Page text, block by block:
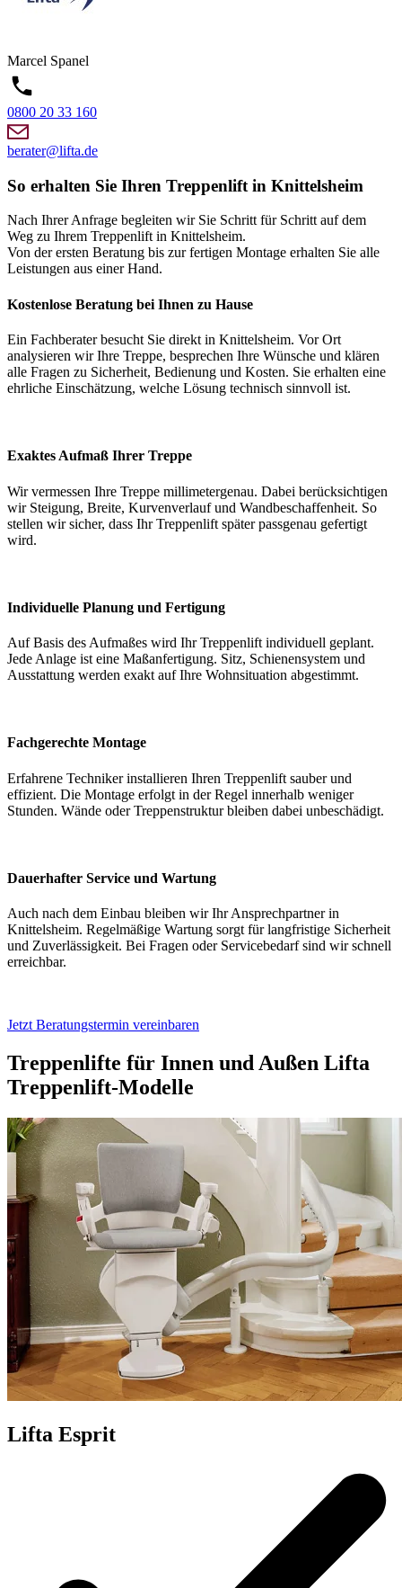
Marcel Spanel
0800 20 33 160
berater@lifta.de
So erhalten Sie Ihren Treppenlift in Knittelsheim
Nach Ihrer Anfrage begleiten wir Sie Schritt für Schritt auf dem
Weg zu Ihrem Treppenlift in Knittelsheim.
Von der ersten Beratung bis zur fertigen Montage erhalten Sie alle
Leistungen aus einer Hand.
Kostenlose Beratung bei Ihnen zu Hause
Ein Fachberater besucht Sie direkt in Knittelsheim. Vor Ort
analysieren wir Ihre Treppe, besprechen Ihre Wünsche und klären
alle Fragen zu Sicherheit, Bedienung und Kosten. Sie erhalten eine
ehrliche Einschätzung, welche Lösung technisch sinnvoll ist.
Exaktes Aufmaß Ihrer Treppe
Wir vermessen Ihre Treppe millimetergenau. Dabei berücksichtigen
wir Steigung, Breite, Kurvenverlauf und Wandbeschaffenheit. So
stellen wir sicher, dass Ihr Treppenlift später passgenau gefertigt
wird.
Individuelle Planung und Fertigung
Auf Basis des Aufmaßes wird Ihr Treppenlift individuell geplant.
Jede Anlage ist eine Maßanfertigung. Sitz, Schienensystem und
Ausstattung werden exakt auf Ihre Wohnsituation abgestimmt.
Fachgerechte Montage
Erfahrene Techniker installieren Ihren Treppenlift sauber und
effizient. Die Montage erfolgt in der Regel innerhalb weniger
Stunden. Wände oder Treppenstruktur bleiben dabei unbeschädigt.
Dauerhafter Service und Wartung
Auch nach dem Einbau bleiben wir Ihr Ansprechpartner in
Knittelsheim. Regelmäßige Wartung sorgt für langfristige Sicherheit
und Zuverlässigkeit. Bei Fragen oder Servicebedarf sind wir schnell
erreichbar.
Jetzt Beratungstermin vereinbaren
Treppenlifte für Innen und Außen Lifta
Treppenlift-Modelle
Lifta Esprit